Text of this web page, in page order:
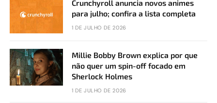
Crunchyroll anuncia novos animes
para julho; confira a lista completa
1 DE JULHO DE 2026
Millie Bobby Brown explica por que
não quer um spin-off focado em
Sherlock Holmes
1 DE JULHO DE 2026